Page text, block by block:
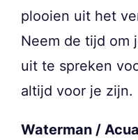
plooien uit het
Neem de tijd om
uit te spreken
altijd voor je zijn.
Waterman /